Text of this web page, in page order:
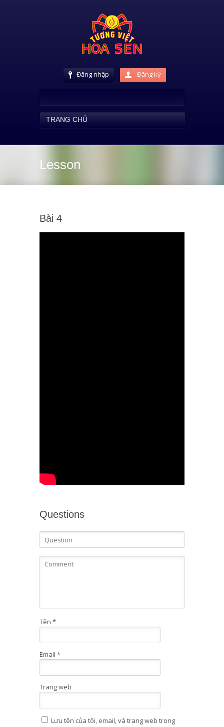
Đăng nhập Đăng ký
TRANG CHỦ
Lesson
Bài 4
Questions
Tên *
Email *
Trang web
Lưu tên của tôi, email, và trang web trong